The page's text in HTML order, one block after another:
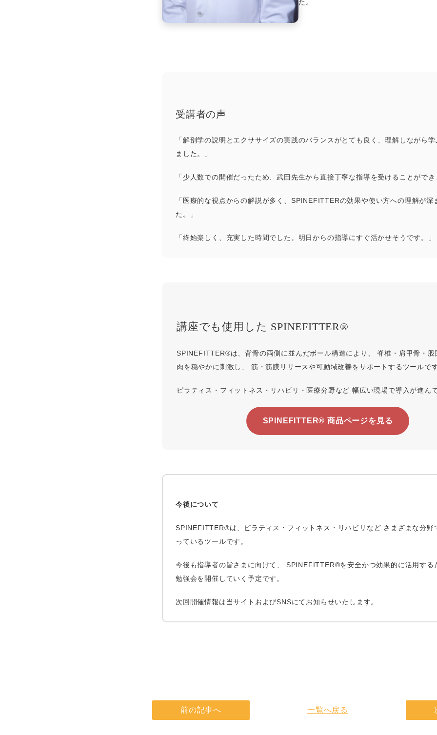
た。
受講者の声
「解剖学の説明とエクササイズの実践のバランスがとても良く、理解しながら学
ました。」
「少人数での開催だったため、武田先生から直接丁寧な指導を受けることができ
「医療的な視点からの解説が多く、SPINEFITTERの効果や使い方への理解が深
た。」
「終始楽しく、充実した時間でした。明日からの指導にすぐ活かせそうです。」
講座でも使用した SPINEFITTER®
SPINEFITTER®は、背骨の両側に並んだボール構造により、 脊椎・肩甲骨・股
肉を穏やかに刺激し、 筋・筋膜リリースや可動域改善をサポートするツールです
ピラティス・フィットネス・リハビリ・医療分野など 幅広い現場で導入が進ん
SPINEFITTER® 商品ページを見る
今後について
SPINEFITTER®は、ピラティス・フィットネス・リハビリなど さまざまな分野
っているツールです。
今後も指導者の皆さまに向けて、 SPINEFITTER®を安全かつ効果的に活用する
勉強会を開催していく予定です。
次回開催情報は当サイトおよびSNSにてお知らせいたします。
前の記事へ 一覧へ戻る